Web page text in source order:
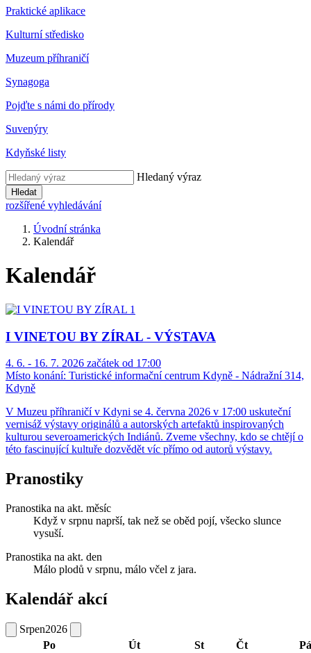
Praktické aplikace
Kulturní středisko
Muzeum příhraničí
Synagoga
Pojďte s námi do přírody
Suvenýry
Kdyňské listy
Hledaný výraz
Hledat
rozšířené vyhledávání
Úvodní stránka
Kalendář
Kalendář
I VINETOU BY ZÍRAL - VÝSTAVA
4. 6. - 16. 7. 2026 začátek od 17:00
Místo konání: Turistické informační centrum Kdyně - Nádražní 314,
Kdyně
V Muzeu příhraničí v Kdyni se 4. června 2026 v 17:00 uskuteční
vernisáž výstavy originálů a autorských artefaktů inspirovaných
kulturou severoamerických Indiánů. Zveme všechny, kdo se chtějí o
této fascinující kultuře dozvědět víc přímo od autorů výstavy.
Pranostiky
Pranostika na akt. měsíc
Když v srpnu naprší, tak než se oběd pojí, všecko slunce
vysuší.
Pranostika na akt. den
Málo plodů v srpnu, málo včel z jara.
Kalendář akcí
Srpen2026
Po
Út St Čt
Pá